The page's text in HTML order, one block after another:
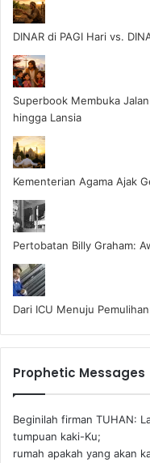
DINAR di PAGI Hari vs.
Superbook Membuka
hingga Lansia
Kementerian Agama Ajak
Pertobatan Billy Graham:
Dari ICU Menuju
Prophetic Messages
Beginilah firman TUHAN:
tumpuan kaki-Ku;
rumah apakah yang akan